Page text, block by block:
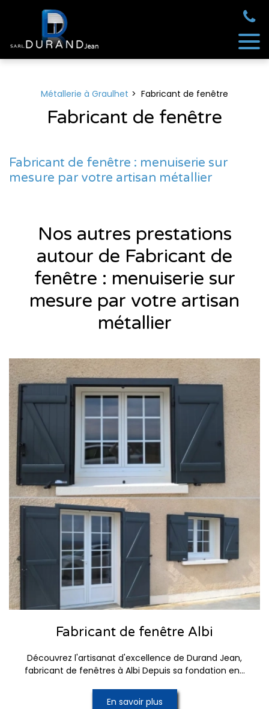
Métallerie à Graulhet Fabricant de fenêtre
Fabricant de fenêtre
Fabricant de fenêtre : menuiserie sur
mesure par votre artisan métallier
Nos autres prestations
autour de Fabricant de
fenêtre : menuiserie sur
mesure par votre artisan
métallier
Fabricant de fenêtre Albi
Découvrez l'artisanat d'excellence de Durand Jean,
fabricant de fenêtres à Albi Depuis sa fondation en...
En savoir plus